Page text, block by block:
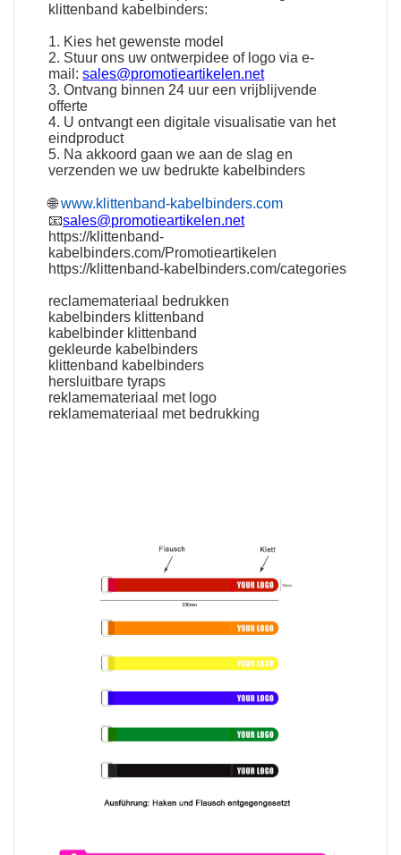
klittenband kabelbinders:
1. Kies het gewenste model
2. Stuur ons uw ontwerpidee of logo via e-
mail:sales@promotieartikelen.net
3. Ontvang binnen 24 uur een vrijblijvende
offerte
4. U ontvangt een digitale visualisatie van het
eindproduct
5. Na akkoord gaan we aan de slag en
verzenden we uw bedrukte kabelbinders
🌐www.klittenband-kabelbinders.com
📧sales@promotieartikelen.net
https://klittenband-
kabelbinders.com/Promotieartikelen
https://klittenband-kabelbinders.com/categories
reclamemateriaal bedrukken
kabelbinders klittenband
kabelbinder klittenband
gekleurde kabelbinders
klittenband kabelbinders
hersluitbare tyraps
reklamemateriaal met logo
reklamemateriaal met bedrukking